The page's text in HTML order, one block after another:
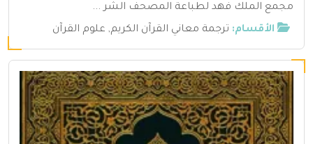
مجمع الملك فهد لطباعة المصحف الشر ...
الأقسام: ترجمة معاني القرآن الكريم, علوم القرآن